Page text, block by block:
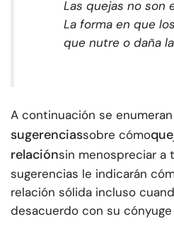
Las quejas no son
La forma en que
que nutre o daña
A continuación se
sugerenciassobre cómo
relaciónsin menospreciar a
sugerencias le indicarán
relación sólida incluso
desacuerdo con su cónyuge